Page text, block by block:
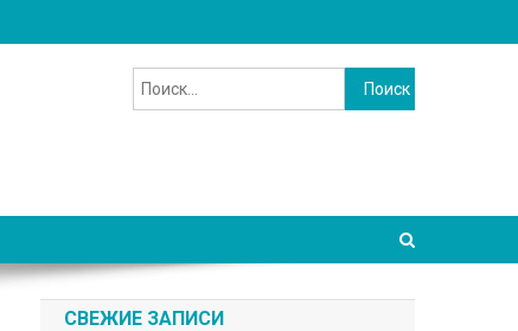
Найти:
СВЕЖИЕ ЗАПИСИ